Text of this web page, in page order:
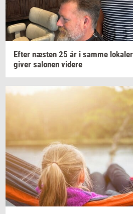
Efter næ­sten 25 år i samme lo­ka­ler
giver sa­lo­nen vi­de­re